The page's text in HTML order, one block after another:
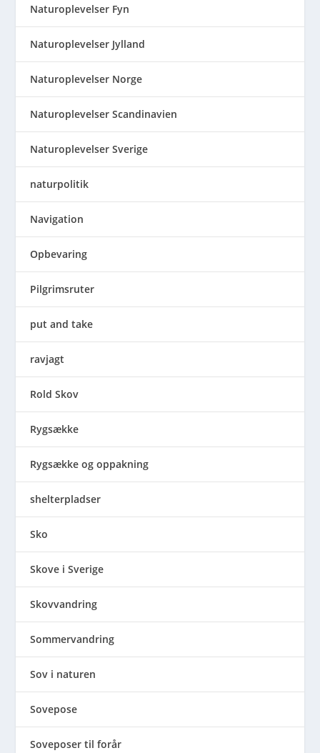
Naturoplevelser Fyn
Naturoplevelser Jylland
Naturoplevelser Norge
Naturoplevelser Scandinavien
Naturoplevelser Sverige
naturpolitik
Navigation
Opbevaring
Pilgrimsruter
put and take
ravjagt
Rold Skov
Rygsække
Rygsække og oppakning
shelterpladser
Sko
Skove i Sverige
Skovvandring
Sommervandring
Sov i naturen
Sovepose
Soveposer til forår